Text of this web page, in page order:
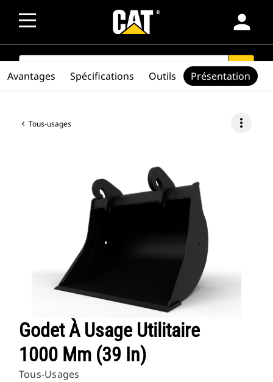
person
SEARCH search
Tous-usages more_vert
Godet À Usage Utilitaire
1000 Mm (39 In)
Tous-Usages
Avantages Spécifications Outils Présentation